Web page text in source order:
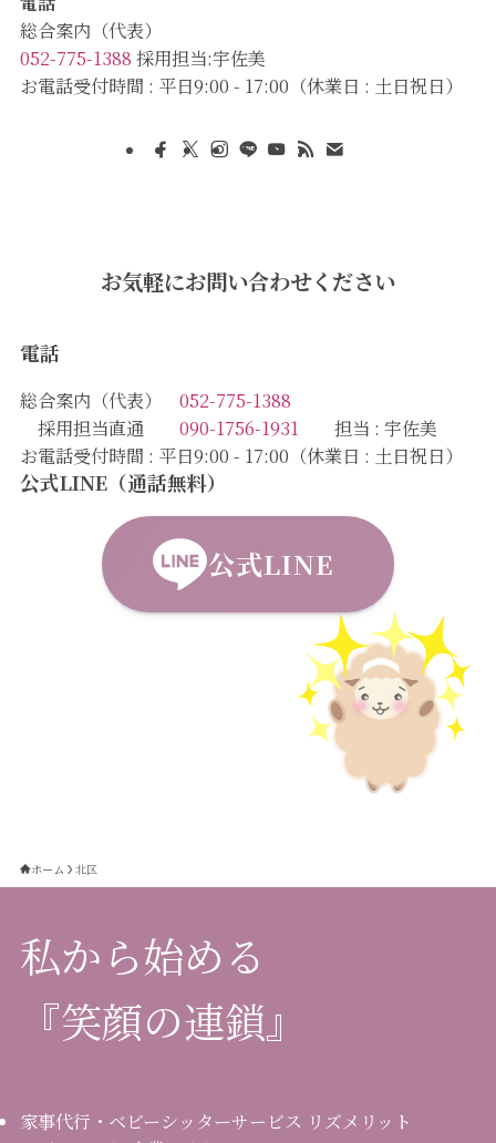
総合案内（代表）
052-775-1388 採用担当:宇佐美
お電話受付時間 : 平日9:00 - 17:00（休業日 : 土日祝日）
お気軽にお問い合わせください
電話
総合案内（代表） 052-775-1388
採用担当直通 090-1756-1931 担当 : 宇佐美
お電話受付時間 : 平日9:00 - 17:00（休業日 : 土日祝日）
公式LINE（通話無料）
公式LINE
ホーム 北区
私から始める
『笑顔の連鎖』
家事代行・ベビーシッターサービス リズメリット